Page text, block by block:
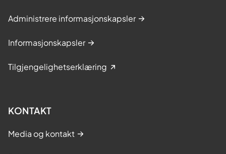
Administrere informasjonskapsler
Informasjonskapsler
Tilgjengelighetserklæring
KONTAKT
Media og kontakt